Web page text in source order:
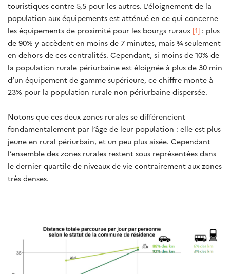
touristiques contre 5,5 pour les autres. L’éloignement de la
population aux équipements est atténué en ce qui concerne
les équipements de proximité pour les bourgs ruraux [1] : plus
de 90% y accèdent en moins de 7 minutes, mais ¾ seulement
en dehors de ces centralités. Cependant, si moins de 10% de
la population rurale périurbaine est éloignée à plus de 30 min
d’un équipement de gamme supérieure, ce chiffre monte à
23% pour la population rurale non périurbaine dispersée.
Notons que ces deux zones rurales se différencient
fondamentalement par l’âge de leur population : elle est plus
jeune en rural périurbain, et un peu plus aisée. Cependant
l’ensemble des zones rurales restent sous représentées dans
le dernier quartile de niveaux de vie contrairement aux zones
très denses.